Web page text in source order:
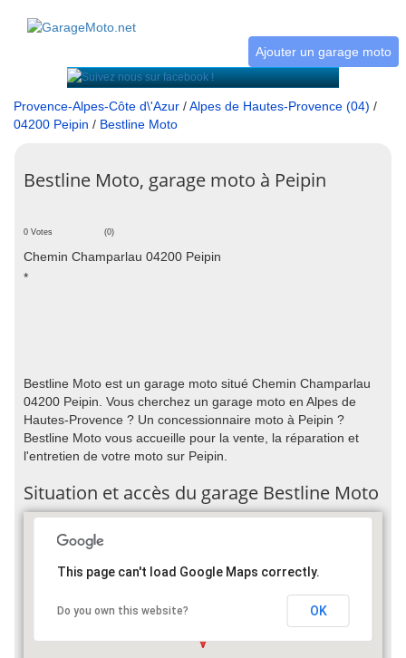
Ajouter un garage moto
Provence-Alpes-Côte d\'Azur /Alpes de Hautes-Provence (04) /
04200 Peipin / Bestline Moto
Bestline Moto, garage moto à Peipin
0 Votes (0)
Chemin Champarlau 04200 Peipin
*
Bestline Moto est un garage moto situé Chemin Champarlau
04200 Peipin. Vous cherchez un garage moto en Alpes de
Hautes-Provence ? Un concessionnaire moto à Peipin ?
Bestline Moto vous accueille pour la vente, la réparation et
l'entretien de votre moto sur Peipin.
Situation et accès du garage Bestline Moto
This page can't load Google Maps correctly.
Do you own this website? OK